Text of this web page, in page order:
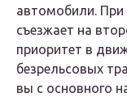
автомобили. При
съезжает на
приоритет в
безрельсовых
вы с основного